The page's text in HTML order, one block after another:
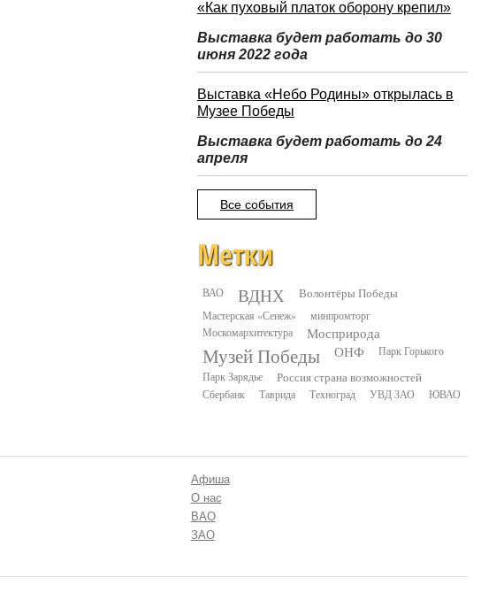
«Как пуховый платок оборону крепил»
Выставка будет работать до 30
июня 2022 года
Выставка «Небо Родины» открылась в
Музее Победы
Выставка будет работать до 24
апреля
Все события
Метки
ВАО ВДНХ Волонтёры Победы
Мастерская «Сенеж»
минпромторг
Москомархитектура
Мосприрода
Музей Победы ОНФ
Парк Горького
Парк Зарядье
Россия страна возможностей
Сбербанк Таврида Техноград УВД ЗАО ЮВАО
Афиша
О нас
ВАО
ЗАО